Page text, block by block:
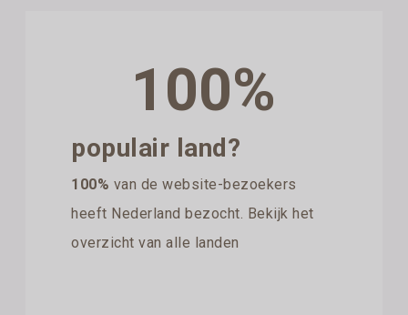
100%
populair land?
100% van de website-bezoekers
heeft Nederland bezocht. Bekijk het
overzicht van alle landen